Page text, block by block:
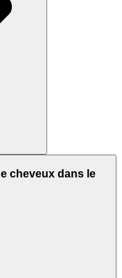
cheveux dans le